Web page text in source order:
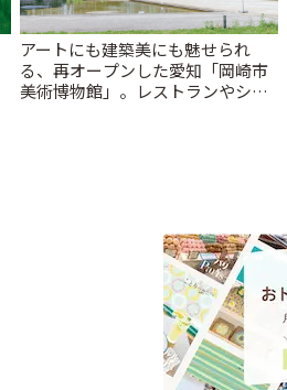
アートにも建築美にも魅せられ
る、再オープンした愛知「岡崎市
美術博物館」。レストランやショ